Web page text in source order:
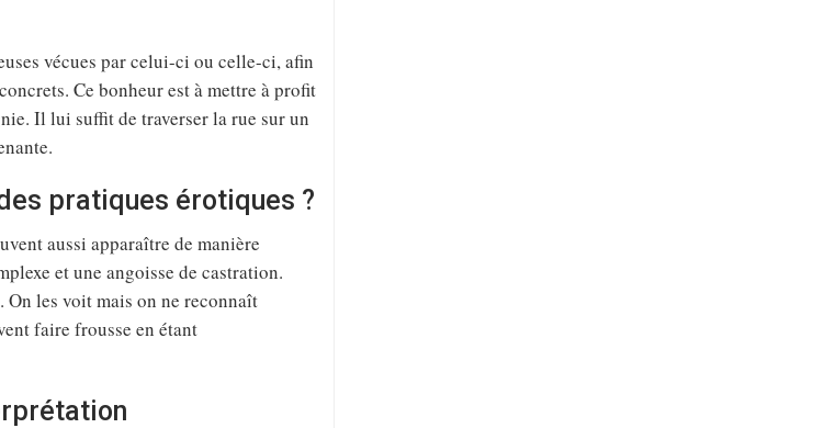
vécues par celui-ci ou celle-ci, afin
Ce bonheur est à mettre à profit
Il lui suffit de traverser la rue sur un
pratiques érotiques ?
aussi apparaître de manière
et une angoisse de castration.
On les voit mais on ne reconnaît
faire frousse en étant